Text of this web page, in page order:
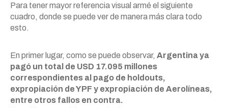
Para tener mayor referencia visual armé el siguiente
cuadro, donde se puede ver de manera más clara todo
esto.
En primer lugar, como se puede observar, Argentina ya
pagó un total de USD 17.095 millones
correspondientes al pago de holdouts,
expropiación de YPF y expropiación de Aerolíneas,
entre otros fallos en contra.